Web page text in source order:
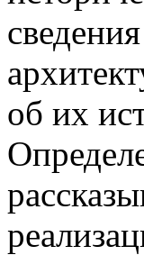
об их